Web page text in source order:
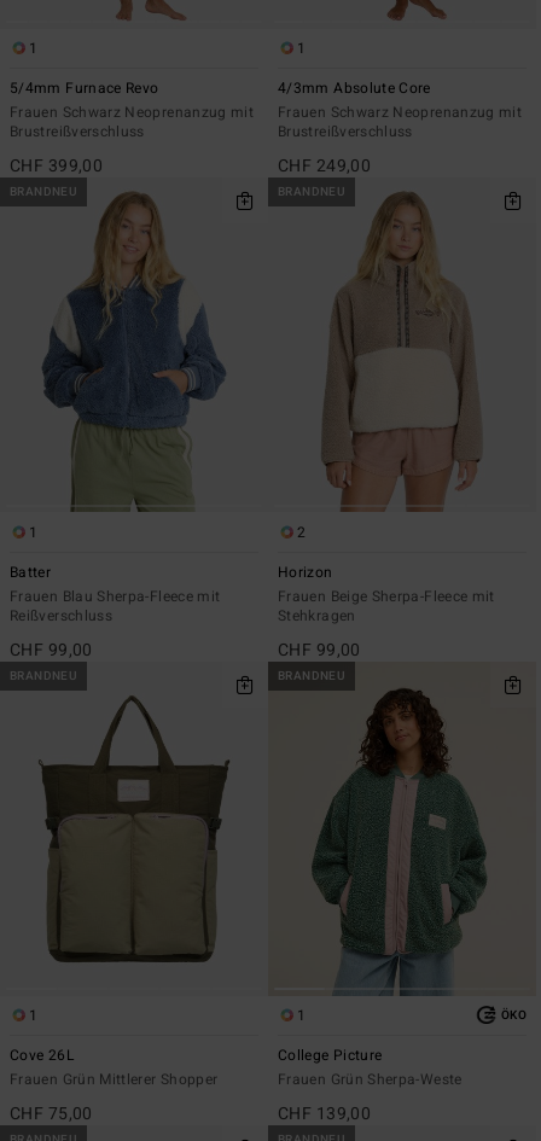
1
5/4mm Furnace Revo
Frauen Schwarz Neoprenanzug mit
Brustreißverschluss
CHF 399,00
1
4/3mm Absolute Core
Frauen Schwarz Neoprenanzug mit
Brustreißverschluss
CHF 249,00
BRANDNEU
1
Batter
Frauen Blau Sherpa-Fleece mit
Reißverschluss
CHF 99,00
BRANDNEU
2
Horizon
Frauen Beige Sherpa-Fleece mit
Stehkragen
CHF 99,00
BRANDNEU
1
Cove 26L
Frauen Grün Mittlerer Shopper
CHF 75,00
BRANDNEU
1 ÖKO
College Picture
Frauen Grün Sherpa-Weste
CHF 139,00